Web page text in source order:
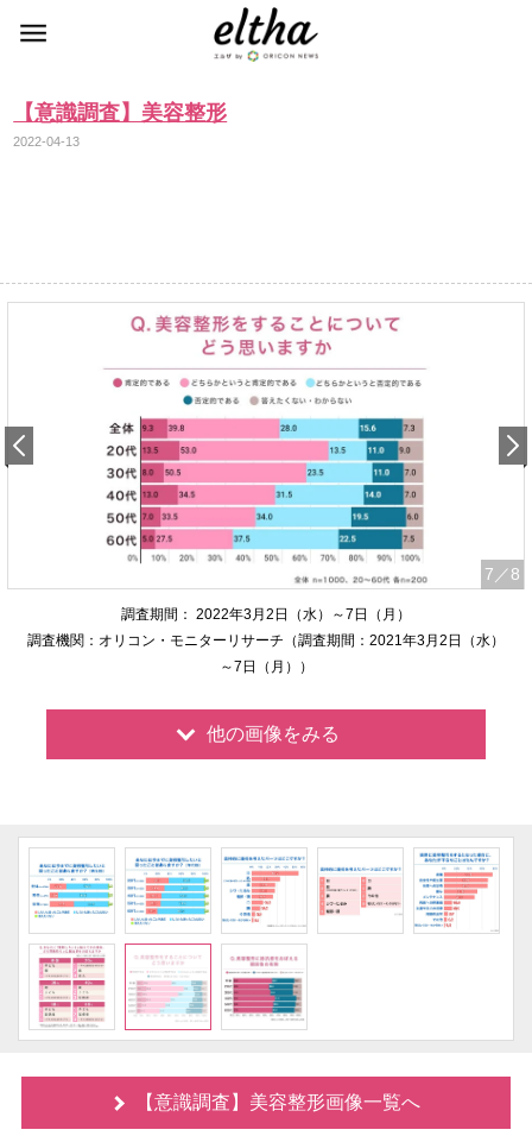
【意識調査】美容整形
2022-04-13
7 ／8
調査期間： 2022年3月2日（水）～7日（月）
調査機関：オリコン・モニターリサーチ（調査期間：2021年3月2日（水）
～7日（月））
他の画像をみる
【意識調査】美容整形画像一覧へ